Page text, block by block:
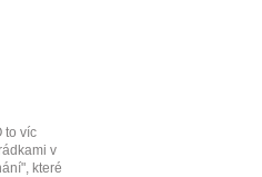
to víc
v
které